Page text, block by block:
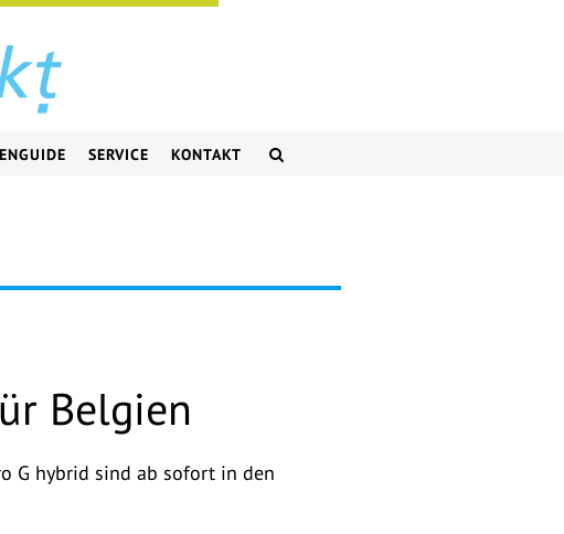
SERVICE KONTAKT
Belgien
G hybrid sind ab sofort in den